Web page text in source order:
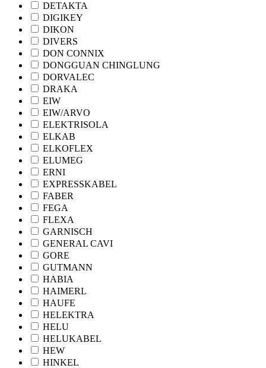
DETAKTA
DIGIKEY
DIKON
DIVERS
DON CONNIX
DONGGUAN CHINGLUNG
DORVALEC
DRAKA
EIW
EIW/ARVO
ELEKTRISOLA
ELKAB
ELKOFLEX
ELUMEG
ERNI
EXPRESSKABEL
FABER
FEGA
FLEXA
GARNISCH
GENERAL CAVI
GORE
GUTMANN
HABIA
HAIMERL
HAUFE
HELEKTRA
HELU
HELUKABEL
HEW
HINKEL